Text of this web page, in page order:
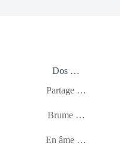
Dos …
Partage …
Brume …
En âme …